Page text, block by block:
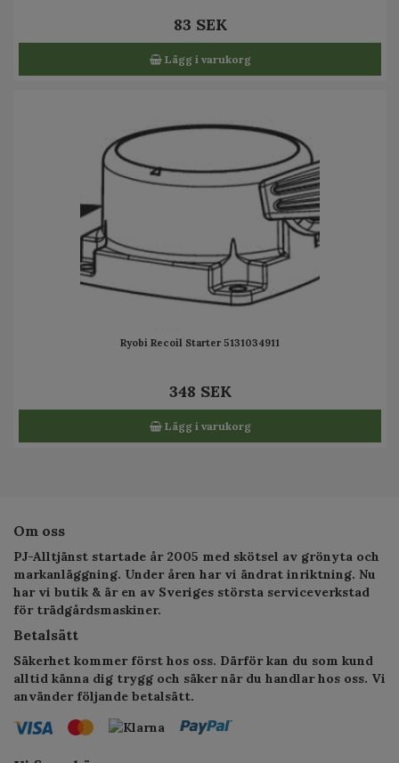
83 SEK
Lägg i varukorg
Ryobi Recoil Starter 5131034911
348 SEK
Lägg i varukorg
Om oss
PJ-Alltjänst startade år 2005 med skötsel av grönyta och
markanläggning. Under åren har vi ändrat inriktning. Nu
har vi butik & är en av Sveriges största serviceverkstad
för trädgårdsmaskiner.
Betalsätt
Säkerhet kommer först hos oss. Därför kan du som kund
alltid känna dig trygg och säker när du handlar hos oss. Vi
använder följande betalsätt.